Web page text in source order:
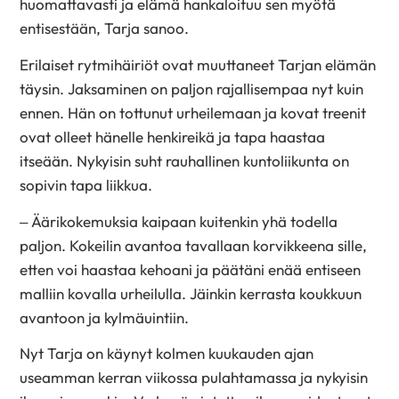
huomattavasti ja elämä hankaloituu sen myötä
entisestään, Tarja sanoo.
Erilaiset rytmihäiriöt ovat muuttaneet Tarjan elämän
täysin. Jaksaminen on paljon rajallisempaa nyt kuin
ennen. Hän on tottunut urheilemaan ja kovat treenit
ovat olleet hänelle henkireikä ja tapa haastaa
itseään. Nykyisin suht rauhallinen kuntoliikunta on
sopivin tapa liikkua.
– Äärikokemuksia kaipaan kuitenkin yhä todella
paljon. Kokeilin avantoa tavallaan korvikkeena sille,
etten voi haastaa kehoani ja päätäni enää entiseen
malliin kovalla urheilulla. Jäinkin kerrasta koukkuun
avantoon ja kylmäuintiin.
Nyt Tarja on käynyt kolmen kuukauden ajan
useamman kerran viikossa pulahtamassa ja nykyisin